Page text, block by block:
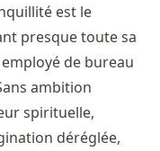
est le
presque toute sa
de bureau
ambition
spirituelle,
déréglée,